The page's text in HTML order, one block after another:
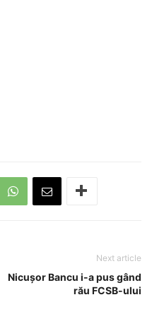
Next article
Nicușor Bancu i-a pus gând
rău FCSB-ului